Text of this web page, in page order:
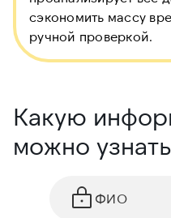
сэкономить массу
ручной проверкой.
Какую
можно
ФИО